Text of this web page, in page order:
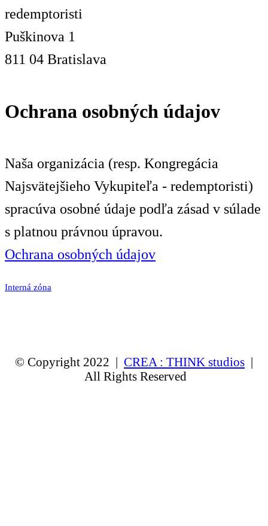
redemptoristi
Puškinova 1
811 04 Bratislava
Ochrana osobných údajov
Naša organizácia (resp. Kongregácia
Najsvätejšieho Vykupiteľa - redemptoristi)
spracúva osobné údaje podľa zásad v súlade
s platnou právnou úpravou.
Ochrana osobných údajov
Interná zóna
© Copyright 2022 | CREA : THINK studios |
All Rights Reserved